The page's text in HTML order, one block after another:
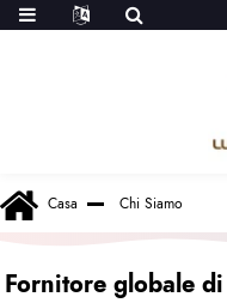
Casa Chi Siamo
Fornitore globale